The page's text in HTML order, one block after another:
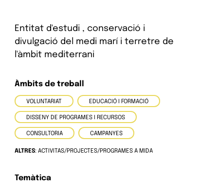
Entitat d'estudi , conservació i
divulgació del medi marí i terretre de
l'àmbit mediterrani
Àmbits de treball
VOLUNTARIAT EDUCACIÓ I FORMACIÓ
DISSENY DE PROGRAMES I RECURSOS
CONSULTORIA CAMPANYES
ALTRES: ACTIVITAS/PROJECTES/PROGRAMES A MIDA
Temàtica